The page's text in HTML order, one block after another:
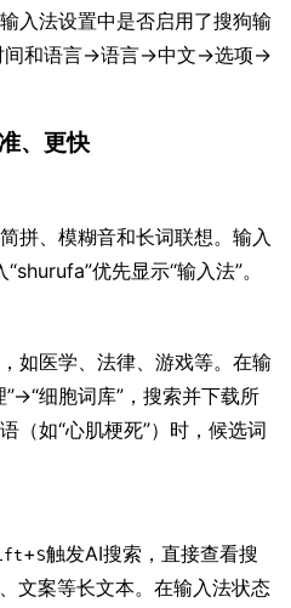
入法设置中是否启用了搜狗输
间和语言→语言→中文→选项→
、更快
拼、模糊音和长词联想。输入
优先显示“输入法”。
如医学、法律、游戏等。在输
细胞词库”，搜索并下载所
（如“心肌梗死”）时，候选词
+ S触发AI搜索，直接查看搜
文案等长文本。在输入法状态